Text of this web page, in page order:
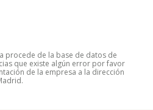
procede de la base de datos de
que existe algún error por favor
de la empresa a la dirección